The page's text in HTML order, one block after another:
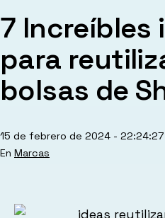
7 Increíbles
para
bolsas de
Publicada
el
15 de febrero de 2024 - 22:24:27
Categorizado
Marcas